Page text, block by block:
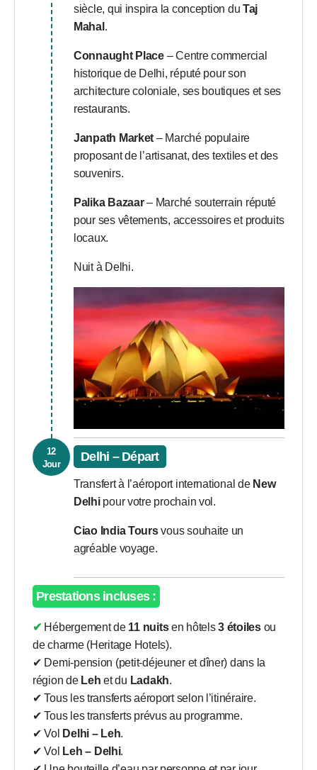
siècle, qui inspira la conception duTaj
Mahal .
Connaught Place– Centre commercial
historique de Delhi, réputé pour son
architecture coloniale, ses boutiques et ses
restaurants.
Janpath Market – Marché populaire
proposant de l’artisanat, des textiles et des
souvenirs.
Palika Bazaar– Marché souterrain réputé
pour ses vêtements, accessoires et produits
locaux.
Nuit à Delhi.
12
Jour
Delhi – Départ
Transfert à l’aéroport international de New
Delhipour votre prochain vol.
Ciao India Toursvous souhaite un
agréable voyage.
Prestations incluses :
✔ Hébergement de 11 nuitsen hôtels3 étoilesou
de charme (Heritage Hotels).
✔ Demi-pension (petit-déjeuner et dîner) dans la
région de Leh et du Ladakh.
✔ Tous les transferts aéroport selon l’itinéraire.
✔ Tous les transferts prévus au programme.
✔ Vol Delhi – Leh.
✔ Vol Leh – Delhi.